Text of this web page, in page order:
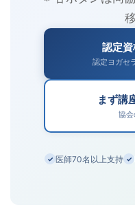
認定
認定ヨガセ
まず講
協
✓ 医師70名以上支持 ✓